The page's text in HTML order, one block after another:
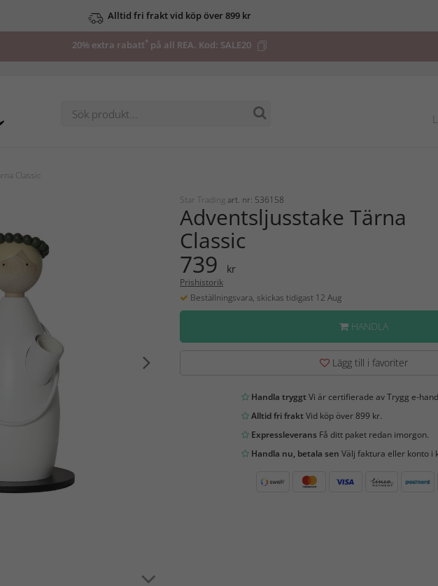
Alltid fri frakt vid köp över 899 kr
20% extra rabatt*på all REA. Kod: SALE20
Classic
Star Trading art. nr: 536158
Adventsljusstake Tärna
Classic
739 kr
Prishistorik
Beställningsvara, skickas tidigast 12 Aug
HANDLA
Lägg till i favoriter
Handla tryggtVi är certifierade av Trygg e-
Alltid fri fraktVid köp över 899 kr.
ExpressleveransFå ditt paket redan imorgon.
Handla nu, betala sen Välj faktura eller konto i